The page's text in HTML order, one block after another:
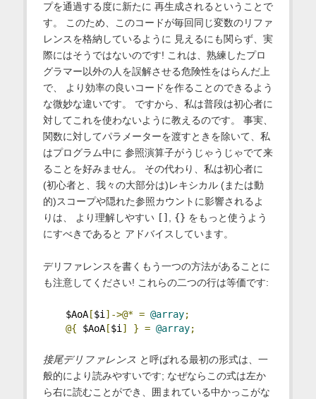
プを通過する度に新たに 再生成されるということで
す。 このため、このコードが毎回同じ変数のリファ
レンスを格納しているように 見えるにも関らず、実
際にはそうではないのです! これは、熟練したプロ
グラマー以外の人を誤解させる危険性をはらんだ上
で、 より効率の良いコードを作ることのできるよう
な微妙な違いです。 ですから、私は普段は初心者に
対してこれを使わないように教えるのです。 事実、
関数に対してパラメーターを渡すときを除いて、私
はプログラム中に 参照演算子がうじゃうじゃでて来
ることを好みません。 その代わり、私は初心者に
(初心者と、我々の大部分は)レキシカル (または動
的)スコープや隠れた参照カウントに影響されるよ
りは、 より理解しやすい [] , {} をもっと使うよう
にすべきであると アドバイスしています。
デリファレンスを書くもう一つの方法があることに
も注意してください! これらの二つの行は等価です:
$AoA[$i]->@* = @array;
@{ $AoA[$i] } = @array;
接尾デリファレンス と呼ばれる最初の形式は、一
般的により読みやすいです; なぜならこの式は左か
ら右に読むことができ、囲まれている中かっこがな